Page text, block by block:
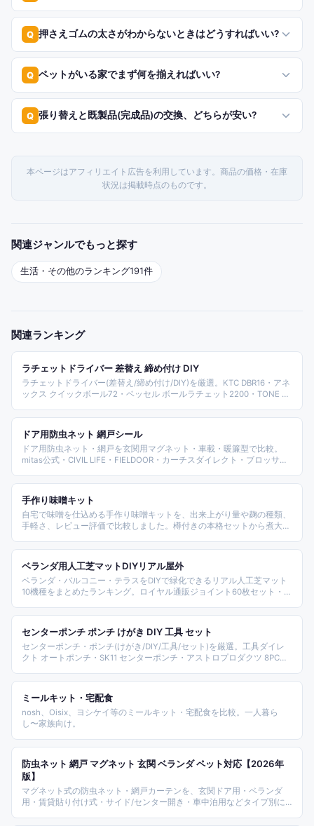
Q 押さえゴムの太さがわからないときはどうすればいい?
Q ペットがいる家でまず何を揃えればいい?
Q 張り替えと既製品(完成品)の交換、どちらが安い?
本ページはアフィリエイト広告を利用しています。商品の価格・在庫
状況は掲載時点のものです。
関連ジャンルでもっと探す
生活・その他のランキング191件
関連ランキング
ラチェットドライバー 差替え 締め付け DIY
ラチェットドライバー(差替え/締め付け/DIY)を厳選。KTC DBR16・アネ
ックス クイックボール72・ベッセル ボールラチェット2200・TONE オ
シグネット 52380 スタビー・スエカゲ Pro-Auto 伸縮式・TRUSCO オフ
セット7本組・エンジニア プチラチェ DR-54 を整理。
ドア用防虫ネット 網戸シール
ドア用防虫ネット・網戸を玄関用マグネット・車載・暖簾型で比較。
mitas公式・CIVIL LIFE・FIELDOOR・カーチスダイレクト・ブロッサ
ビニなど、880〜4,080円から幅広く整理しました。
手作り味噌キット
自宅で味噌を仕込める手作り味噌キットを、出来上がり量や麹の種類、
手軽さ、レビュー評価で比較しました。樽付きの本格セットから煮大豆
をランキングしています。
ベランダ用人工芝マットDIYリアル屋外
ベランダ・バルコニー・テラスをDIYで緑化できるリアル人工芝マット
10機種をまとめたランキング。ロイヤル通販ジョイント60枚セット・モ
イフウッドのロールとジョイントパネルなどタイプ・サイズ別に整理す
センターポンチ ポンチ けがき DIY 工具 セット
センターポンチ・ポンチ(けがき/DIY/工具/セット)を厳選。工具ダイレ
クト オートポンチ・SK11 センターポンチ・アストロプロダクツ 8PCピ
TPO8S・TONE PP800P・モクバ ピンポンチ・エンジニア TZ-14・新潟
精機 超硬チップ付 を整理。
ミールキット・宅配食
nosh、Oisix、ヨシケイ等のミールキット・宅配食を比較。一人暮ら
し〜家族向け。
防虫ネット 網戸 マグネット 玄関 ベランダ ペット対応【2026年
版】
マグネット式の防虫ネット・網戸カーテンを、玄関ドア用・ベランダ
用・賃貸貼り付け式・サイド/センター開き・車中泊用などタイプ別に